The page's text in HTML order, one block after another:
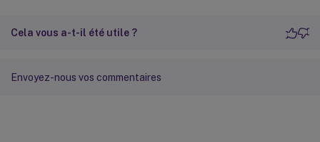
Cela vous a-t-il été utile ?
Envoyez-nous vos commentaires